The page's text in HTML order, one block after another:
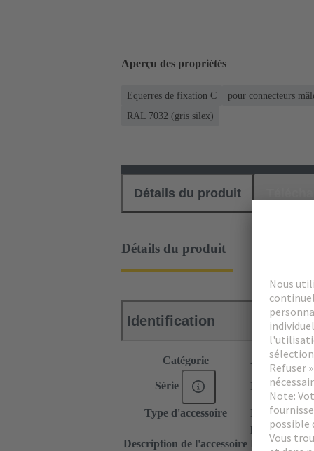
Aperçu des propriétés
Equerres de fixation C pour connecteurs
RAL 7032 (gris silex)
Détails du produit
Détails du produit
Identification
Catégorie Accessoires
Série DIN 41612
Type d'accessoire Equerres de
Description de l'accessoire
pour
Droite